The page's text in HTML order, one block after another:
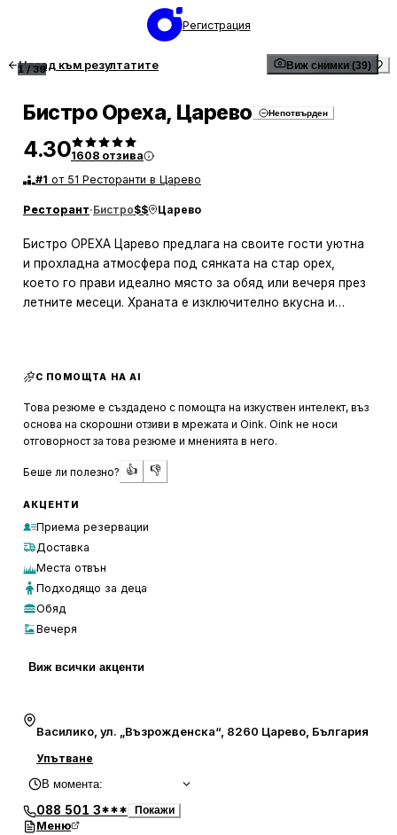
Регистрация
Назад към резултатите
1/39 Виж снимки (39)
Бистро Ореха, Царево Непотвърден
4.301608 отзива
#1 от 51 Ресторанти в Царево
Ресторант·Бистро$$ Царево
Бистро ОРЕХА Царево предлага на своите гости уютна
и прохладна атмосфера под сянката на стар орех,
което го прави идеално място за обяд или вечеря през
летните месеци. Храната е изключително вкусна и
достъпни. Въпреки че ресторантът често е пълен,
персоналът е любезен и отзивчив.
Заведението е популярно сред местните и туристите,
което често изисква резервация, особено за вечеря.
предложения са ограничени, качеството и вкусът на
останалите ястия компенсират този недостатък.
Бистро ОРЕХА е препоръчвано от мнозина заради
приятната си обстановка, вкусната храна и доброто
обслужване, което го прави предпочитано място за
хранене в района.
С ПОМОЩТА НА AI
Това резюме е създадено с помощта на изкуствен интелект, въз
основа на скорошни отзиви в мрежата и Oink. Oink не носи
отговорност за това резюме и мненията в него.
Беше ли полезно? 👍 👎
АКЦЕНТИ
Приема резервации
Доставка
Места отвън
Подходящо за деца
Обяд
Вечеря
Виж всички акценти
Василико, ул. „Възрожденска“, 8260 Царево, България
Упътване
В момента:
088 501 3*** Покажи
Меню